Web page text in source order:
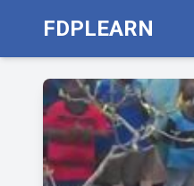
FDPLEARN